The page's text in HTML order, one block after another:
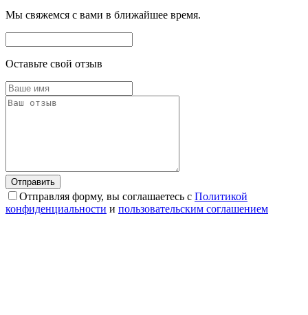
Мы свяжемся с вами в ближайшее время.
Оставьте свой отзыв
Отправляя форму, вы соглашаетесь с Политикой
конфиденциальности и пользовательским соглашением